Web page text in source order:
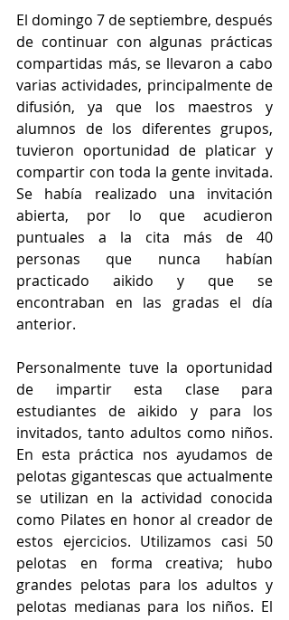
El domingo 7 de septiembre, después
de continuar con algunas prácticas
compartidas más, se llevaron a cabo
varias actividades, principalmente de
difusión, ya que los maestros y
alumnos de los diferentes grupos,
tuvieron oportunidad de platicar y
compartir con toda la gente invitada.
Se había realizado una invitación
abierta, por lo que acudieron
puntuales a la cita más de 40
personas que nunca habían
practicado aikido y que se
encontraban en las gradas el día
anterior.
Personalmente tuve la oportunidad
de impartir esta clase para
estudiantes de aikido y para los
invitados, tanto adultos como niños.
En esta práctica nos ayudamos de
pelotas gigantescas que actualmente
se utilizan en la actividad conocida
como Pilates en honor al creador de
estos ejercicios. Utilizamos casi 50
pelotas en forma creativa; hubo
grandes pelotas para los adultos y
pelotas medianas para los niños. El